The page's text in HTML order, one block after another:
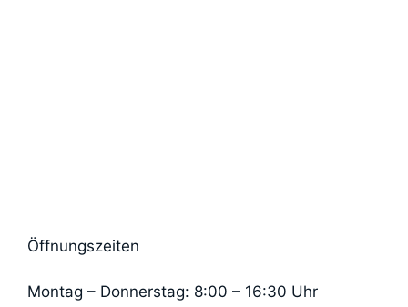
Öffnungszeiten
Montag – Donnerstag: 8:00 – 16:30 Uhr